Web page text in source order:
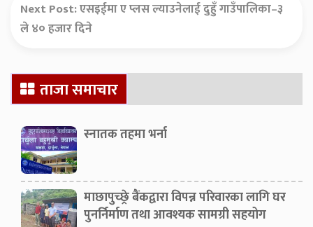
Next Post:एसइईमा ए प्लस ल्याउनेलाई दुहुँ गाउँपालिका–३
ले ४० हजार दिने
Secondary
Sidebarताजा समाचार
स्नातक तहमा भर्ना
माछापुच्छ्रे बैंकद्वारा विपन्न परिवारका लागि घर
पुनर्निर्माण तथा आवश्यक सामग्री सहयोग